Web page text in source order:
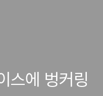
스에 벙커링